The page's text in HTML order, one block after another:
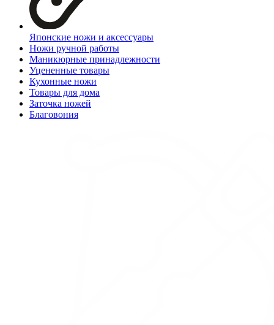
Японские ножи и аксессуары
Ножи ручной работы
Маникюрные принадлежности
Уцененные товары
Кухонные ножи
Товары для дома
Заточка ножей
Благовония